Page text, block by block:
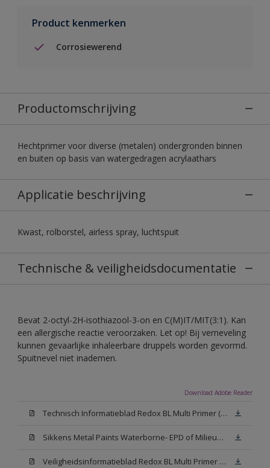
Product kenmerken
Corrosiewerend
Productomschrijving
Hechtprimer voor diverse (metalen) ondergronden binnen
en buiten op basis van watergedragen acrylaathars
Applicatie beschrijving
Kwast, rolborstel, airless spray, luchtspuit
Technische & veiligheidsdocumentatie
Bevat 2-octyl-2H-isothiazool-3-on en C(M)IT/MIT(3:1). Kan
een allergische reactie veroorzaken. Let op! Bij verneveling
kunnen gevaarlijke inhaleerbare druppels worden gevormd.
Spuitnevel niet inademen.
Download Adobe Reader
Technisch Informatieblad Redox BL Multi Primer (PDF)
Sikkens Metal Paints Waterborne- EPD of Milieuproductverklaring
Veiligheidsinformatieblad Redox BL Multi Primer W05 (MSDS)